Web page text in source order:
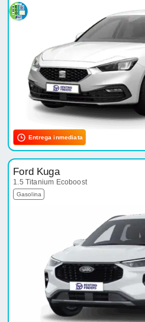
Entrega inmediata
Ford Kuga
1.5 Titanium Ecoboost
Gasolina